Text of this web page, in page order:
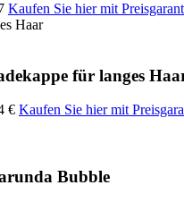
Kaufen Sie hier mit
Haar
für langes
€ Kaufen Sie hier mit
Bubble